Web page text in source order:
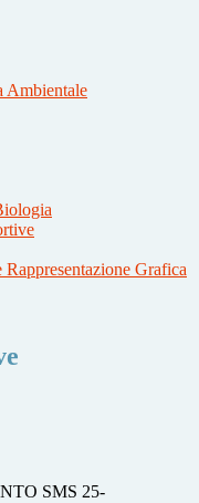
Ambientale
Grafica
SMS 25-